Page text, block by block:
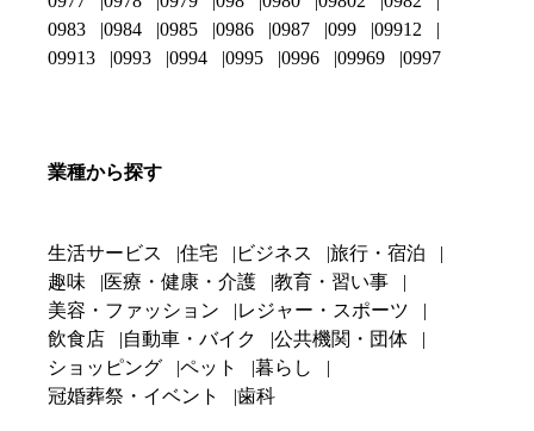
0983
0984 0985 0986 0987 099
09912
09913
0993 0994 0995 0996 09969 0997
業種から探す
生活サービス 住宅 ビジネス
旅行・宿泊
趣味
医療・健康・介護
教育・習い事
美容・ファッション
レジャー・スポーツ
飲食店
自動車・バイク
公共機関・団体
ショッピング
ペット
暮らし
冠婚葬祭・イベント
歯科